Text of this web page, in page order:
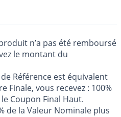
n’a pas été remboursé
le montant du
Référence est équivalent
Finale, vous recevez : 100%
Coupon Final Haut.
de la Valeur Nominale plus